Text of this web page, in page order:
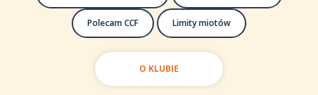
Polecam CCF Limity miotów
O KLUBIE